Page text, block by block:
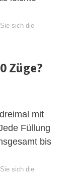
sich die
Züge?
mit
Füllung
bis
sich die